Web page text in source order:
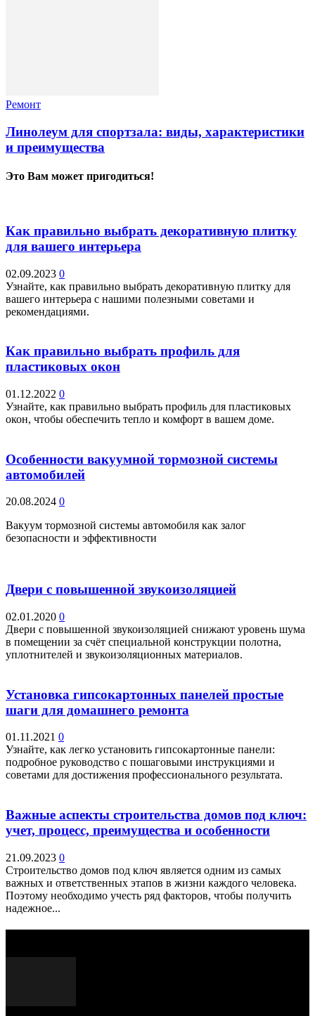
Ремонт
Линолеум для спортзала: виды, характеристики
и преимущества
Это Вам может пригодиться!
Как правильно выбрать декоративную плитку
для вашего интерьера
02.09.2023 0
Узнайте, как правильно выбрать декоративную плитку для
вашего интерьера с нашими полезными советами и
рекомендациями.
Как правильно выбрать профиль для
пластиковых окон
01.12.2022 0
Узнайте, как правильно выбрать профиль для пластиковых
окон, чтобы обеспечить тепло и комфорт в вашем доме.
Особенности вакуумной тормозной системы
автомобилей
20.08.2024 0
Вакуум тормозной системы автомобиля как залог
безопасности и эффективности
Двери с повышенной звукоизоляцией
02.01.2020 0
Двери с повышенной звукоизоляцией снижают уровень шума
в помещении за счёт специальной конструкции полотна,
уплотнителей и звукоизоляционных материалов.
Установка гипсокартонных панелей простые
шаги для домашнего ремонта
01.11.2021 0
Узнайте, как легко установить гипсокартонные панели:
подробное руководство с пошаговыми инструкциями и
советами для достижения профессионального результата.
Важные аспекты строительства домов под ключ:
учет, процесс, преимущества и особенности
21.09.2023 0
Строительство домов под ключ является одним из самых
важных и ответственных этапов в жизни каждого человека.
Поэтому необходимо учесть ряд факторов, чтобы получить
надежное...